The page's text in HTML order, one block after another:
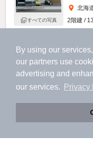
By using our
our partners use
advertising and
our services.
Privacy
アプリに切り替え
会員登録なしですぐ
すべての写真
北海
2階建 /
6.6万
（管理費
敷 1.0ヶ